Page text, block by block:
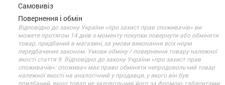
Самовивіз
Повернення і обмін
Відповідно до закону України «про захист прав споживачів» ви
можете протягом 14 днів з моменту покупки повернути або обміняти
товар, придбаний в магазині, за умови виконання всіх норм
передбачених законом. Умови обміну / повернення товару належної
якості стаття 9. Відповідно до закону України «про захист прав
споживачів»: споживач має право обміняти непродовольчий товар
належної якості на аналогічний у продавця, у якого він був
придбаний, якщо товар не задовольнив його за формою, габаритами,